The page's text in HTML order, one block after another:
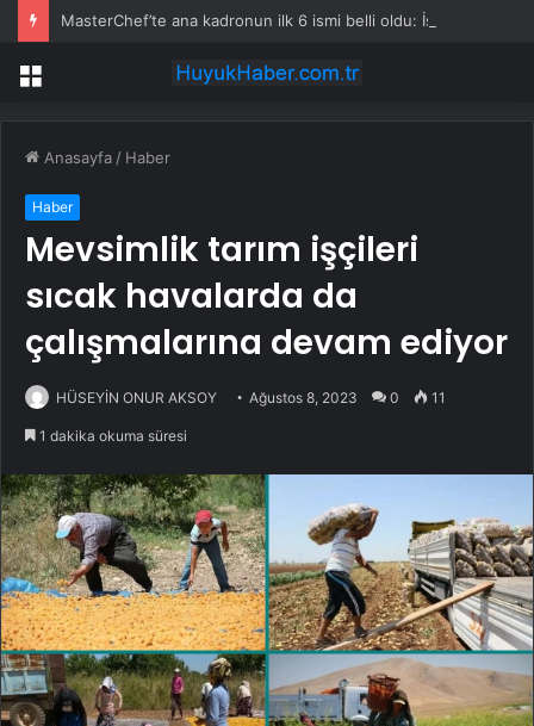
Menü
Anasayfa / Haber
Haber
Mevsimlik tarım işçileri
sıcak havalarda da
çalışmalarına devam ediyor
HÜSEYİN ONUR AKSOY Ağustos 8, 2023 0 11
1 dakika okuma süresi